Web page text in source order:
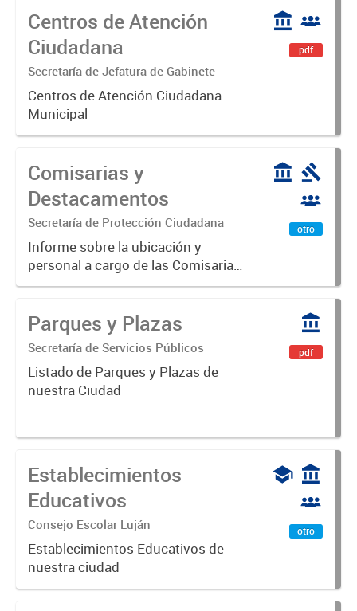
Centros de Atención
Ciudadana
Secretaría de Jefatura de Gabinete
Centros de Atención Ciudadana
Municipal
pdf
Comisarias y
Destacamentos
Secretaría de Protección Ciudadana
Informe sobre la ubicación y
personal a cargo de las Comisarias
y Destacamentos del Partido de
otro
Parques y Plazas
Secretaría de Servicios Públicos
Listado de Parques y Plazas de
nuestra Ciudad
pdf
Establecimientos
Educativos
Consejo Escolar Luján
Establecimientos Educativos de
nuestra ciudad
otro